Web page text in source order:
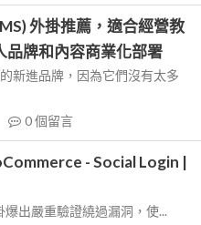
外掛推薦，適合經營教
品牌和內容商業化部署
新進品牌，因為它們沒有太多
0個留言
- Social Login |
出嚴重驗證繞過漏洞，使...